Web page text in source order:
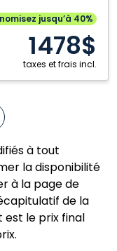
jusqu’à 40%
1478$
taxes et frais incl.
à tout
la disponibilité
à la page de
de la
est le prix final